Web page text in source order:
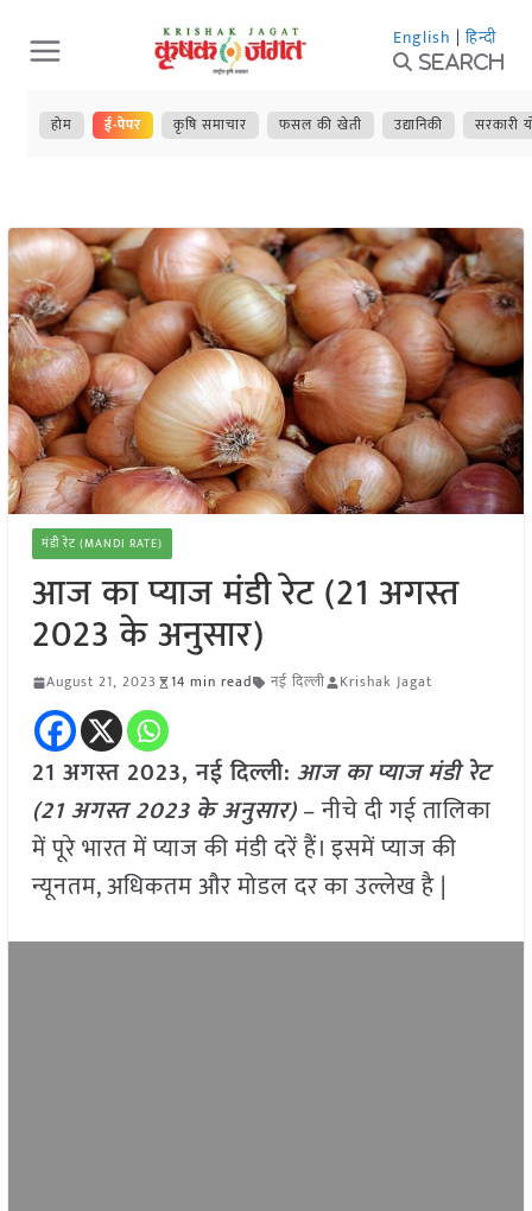
Skip
to
content
English | हिन्दी
Search
होम ई-पेपर कृषि समाचार फसल की खेती उद्यानिकी सरकारी
मंडी रेट (MANDI RATE)
आज का प्याज मंडी रेट (21 अगस्त
2023 के अनुसार)
August 21, 2023 14 min read नई दिल्ली Krishak Jagat
21 अगस्त 2023, नई दिल्ली: आज का प्याज मंडी रेट
(21 अगस्त2023 के अनुसार)– नीचे दी गई तालिका
में पूरे भारत में प्याज की मंडी दरें हैं। इसमें प्याज की
न्यूनतम, अधिकतम और मोडल दर का उल्लेख है |